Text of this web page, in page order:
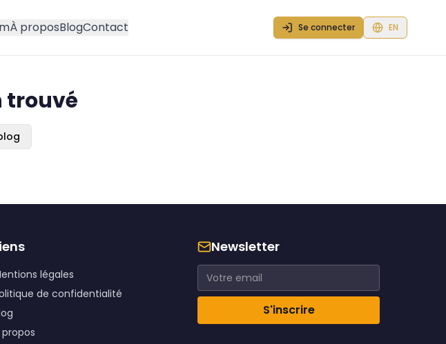
À proposBlogContact Se connecter EN
trouvé
légales
de confidentialité
propos
Newsletter
S'inscrire